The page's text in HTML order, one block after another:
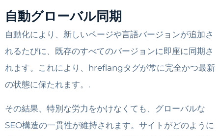
自動グローバル同期
自動化により、新しいページや言語バージョンが追加さ
れるたびに、既存のすべてのバージョンに即座に同期さ
れます。これにより、hreflangタグが常に完全かつ最新
の状態に保たれます。.
その結果、特別な労力をかけなくても、グローバルな
SEO構造の一貫性が維持されます。サイトがどのように